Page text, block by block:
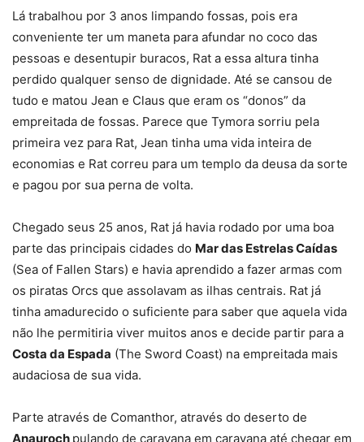
Lá trabalhou por 3 anos limpando fossas, pois era
conveniente ter um maneta para afundar no coco das
pessoas e desentupir buracos, Rat a essa altura tinha
perdido qualquer senso de dignidade. Até se cansou de
tudo e matou Jean e Claus que eram os “donos” da
empreitada de fossas. Parece que Tymora sorriu pela
primeira vez para Rat, Jean tinha uma vida inteira de
economias e Rat correu para um templo da deusa da sorte
e pagou por sua perna de volta.
Chegado seus 25 anos, Rat já havia rodado por uma boa
parte das principais cidades do Mar das Estrelas Caídas
(Sea of Fallen Stars) e havia aprendido a fazer armas com
os piratas Orcs que assolavam as ilhas centrais. Rat já
tinha amadurecido o suficiente para saber que aquela vida
não lhe permitiria viver muitos anos e decide partir para a
Costa da Espada (The Sword Coast) na empreitada mais
audaciosa de sua vida.
Parte através de Comanthor, através do deserto de
Anauroch pulando de caravana em caravana até chegar em